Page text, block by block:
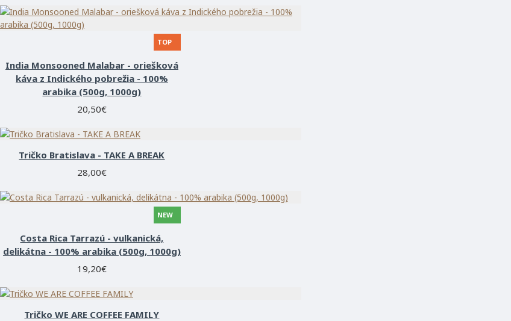
TOP
India Monsooned Malabar - oriešková
káva z Indického pobrežia - 100%
arabika (500g, 1000g)
20,50€
Tričko Bratislava - TAKE A BREAK
28,00€
NEW
Costa Rica Tarrazú - vulkanická,
delikátna - 100% arabika (500g, 1000g)
19,20€
Tričko WE ARE COFFEE FAMILY